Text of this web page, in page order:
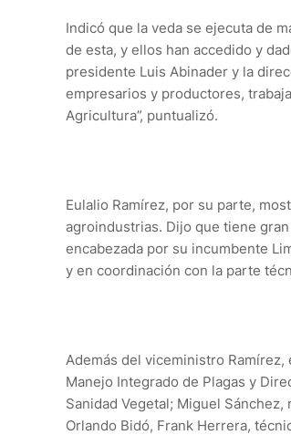
Indicó que la veda se ejecuta de
de esta, y ellos han accedido y
presidente Luis Abinader y la
empresarios y productores,
Agricultura”, puntualizó.
Eulalio Ramírez, por su parte,
agroindustrias. Dijo que tiene
encabezada por su incumbente
y en coordinación con la parte
Además del viceministro
Manejo Integrado de Plagas y
Sanidad Vegetal; Miguel
Orlando Bidó, Frank Herrera,